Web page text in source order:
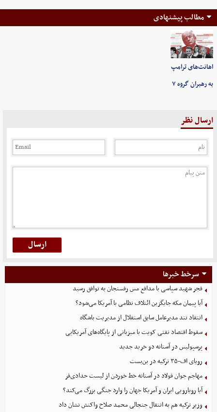
مطالب پیشنهادی
اهانت‌های ترامپ
به رهبران گروه ۷
ارسال نظر
سرخط خبرها
فجر شهید سپاسی با مدافع مس رفسنجان به توافق رسید
آیا پیمان مکه جایگزین ائتلاف نظامی با آمریکا می‌شود؟
انتقاد تند مدیرعامل سابق استقلال از مدیریت باشگاه
سقوط اقتصاد نفتی کویت با میزبانی از پایگاه‌های آمریکایی
پرسپولیس در آستانه دو خرید جدید
رویای اف-۳۵ ترکیه در بن‌بست
مهاجم جوان فولاد در آستانه خط خوردن از لیست حدادی‌فر
آیا رویارویی ایران و آمریکا جهان را وارد جنگی بزرگ می‌کند؟
وزیر ترکیه هم به انتقال جنجالی محمد صلاح واکنش نشان داد